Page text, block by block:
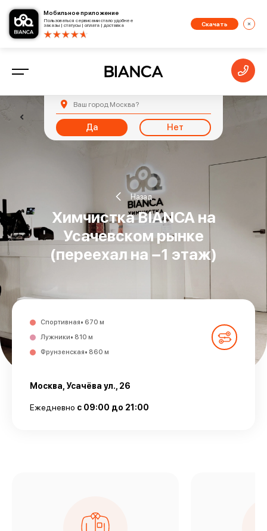
Мобильное приложение
Пользоваться сервисами стало удобнее
заказы | статусы | оплата | доставка
Скачать
Ваш город Москва?
Да Нет
Назад
Химчистка BIANCA на
Усачевском рынке
(переехал на −1 этаж)
Спортивная• 670 м
Лужники• 810 м
Фрунзенская• 860 м
Москва, Усачёва ул., 26
Ежедневно с 09:00 до 21:00